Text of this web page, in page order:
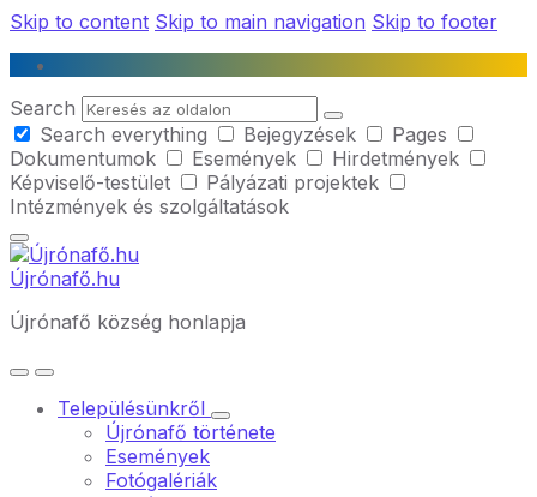
Skip to content Skip to main navigation Skip to footer
Search
Search everything
Bejegyzések
Pages
Dokumentumok
Események
Hirdetmények
Képviselő-testület
Pályázati projektek
Intézmények és szolgáltatások
Újrónafő.hu
Újrónafő község honlapja
Településünkről
Újrónafő története
Események
Fotógalériák